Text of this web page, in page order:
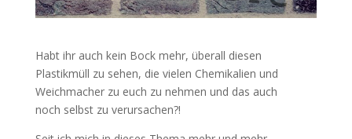
Habt ihr auch kein Bock mehr, überall diesen
Plastikmüll zu sehen, die vielen Chemikalien und
Weichmacher zu euch zu nehmen und das auch
noch selbst zu verursachen?!